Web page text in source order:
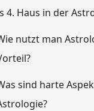
4. Haus in der
nutzt man
sind harte